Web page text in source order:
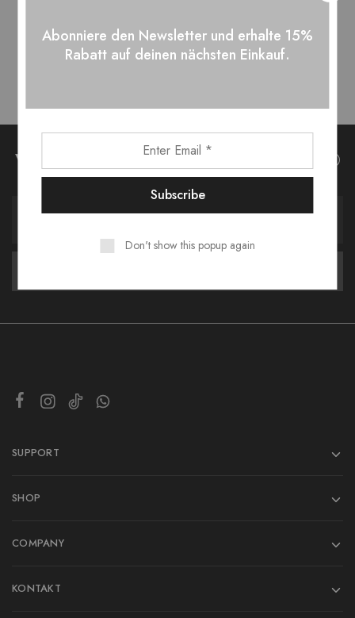
Abonniere den Newsletter und erhalte 15%
Rabatt auf deinen nächsten Einkauf.
Don't show this popup again
Verpasse keine News bei Belleoptics®
SUPPORT
SHOP
COMPANY
KONTAKT